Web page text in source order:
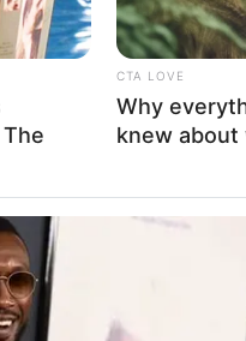
Weeekly
VOTE
Jumlah Anggota:
CTA LOVE
Why
knew about